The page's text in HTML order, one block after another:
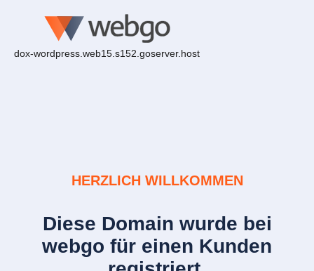
dox-wordpress.web15.s152.goserver.host
HERZLICH WILLKOMMEN
Diese Domain wurde bei
webgo für einen Kunden